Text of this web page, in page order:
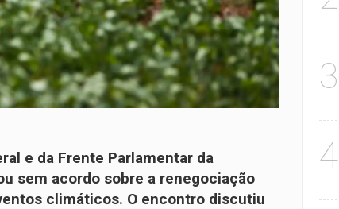
e da Frente Parlamentar da
sem acordo sobre a renegociação
climáticos. O encontro discutiu
3
4